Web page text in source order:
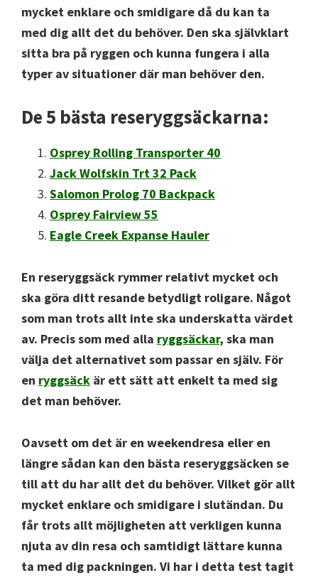
mycket enklare och smidigare då du kan ta
med dig allt det du behöver. Den ska självklart
sitta bra på ryggen och kunna fungera i alla
typer av situationer där man behöver den.
De 5 bästa reseryggsäckarna:
Osprey Rolling Transporter 40
Jack Wolfskin Trt 32 Pack
Salomon Prolog 70 Backpack
Osprey Fairview 55
Eagle Creek Expanse Hauler
En reseryggsäck rymmer relativt mycket och
ska göra ditt resande betydligt roligare. Något
som man trots allt inte ska underskatta värdet
av. Precis som med alla ryggsäckar, ska man
välja det alternativet som passar en själv. För
en ryggsäck är ett sätt att enkelt ta med sig
det man behöver.
Oavsett om det är en weekendresa eller en
längre sådan kan den bästa reseryggsäcken se
till att du har allt det du behöver. Vilket gör allt
mycket enklare och smidigare i slutändan. Du
får trots allt möjligheten att verkligen kunna
njuta av din resa och samtidigt lättare kunna
ta med dig packningen. Vi har i detta test tagit